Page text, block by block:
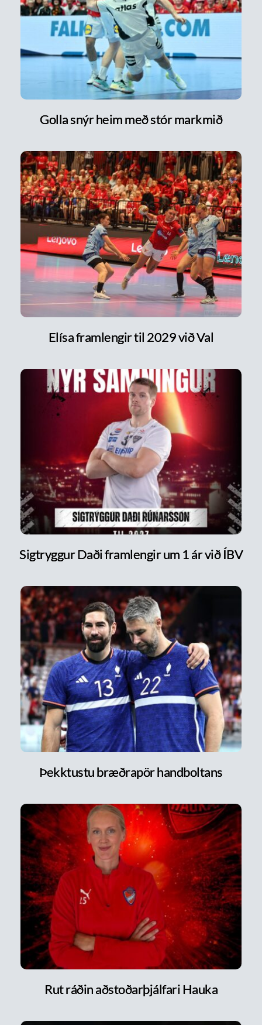
Golla snýr heim með stór markmið
Elísa framlengir til 2029 við Val
Sigtryggur Daði framlengir um 1 ár við ÍBV
Þekktustu bræðrapör handboltans
Rut ráðin aðstoðarþjálfari Hauka